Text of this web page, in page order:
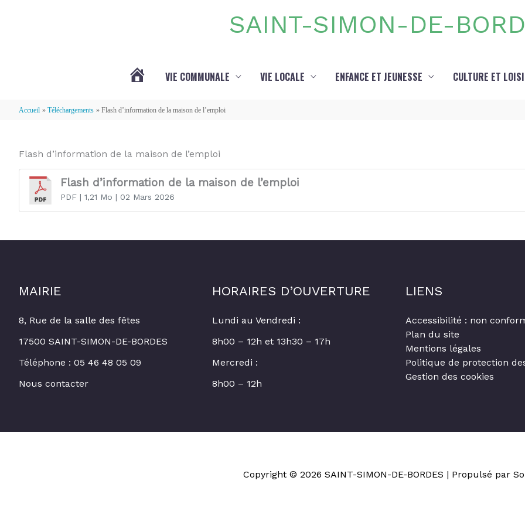
SAINT-SIMON-DE-
VIE COMMUNALE VIE LOCALE ENFANCE ET JEUNESSE CULTURE ET
Accueil Téléchargements Flash d’information de la maison de l’emploi
Flash d’information de la maison de l’emploi
Flash d’information de la maison de l’emploi
PDF | 1,21 Mo | 02 Mars 2026
MAIRIE
8, Rue de la salle des fêtes
17500 SAINT-SIMON-DE-BORDES
Téléphone : 05 46 48 05 09
Nous contacter
HORAIRES D’OUVERTURE
Lundi au Vendredi :
8h00 – 12h et 13h30 – 17h
Mercredi :
8h00 – 12h
LIENS
Accessibilité : non
Plan du site
Mentions légales
Politique de protection
Gestion des cookies
Copyright © 2026 SAINT-SIMON-DE-BORDES | Propulsé par